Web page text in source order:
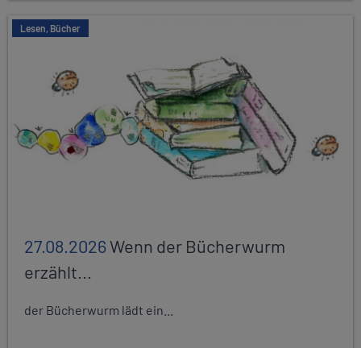
Lesen, Bücher
27.08.2026Wenn der Bücherwurm
erzählt...
der Bücherwurm lädt ein...